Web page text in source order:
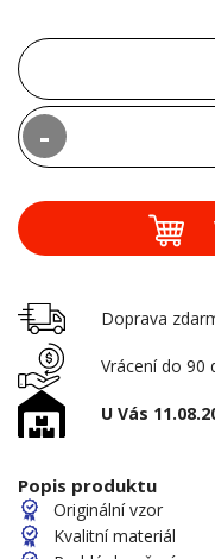
-
Doprava
Vrácení do 90
U Vás
Popis produktu
Originální vzor
Kvalitní materiál